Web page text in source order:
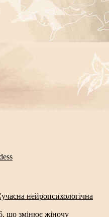
нейропсихологічна
що змінює жіночу